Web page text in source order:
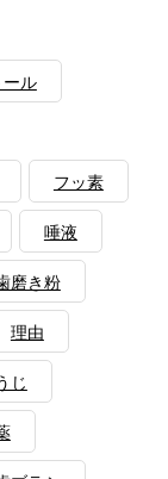
ール
フッ素
唾液
磨き粉
理由
じ